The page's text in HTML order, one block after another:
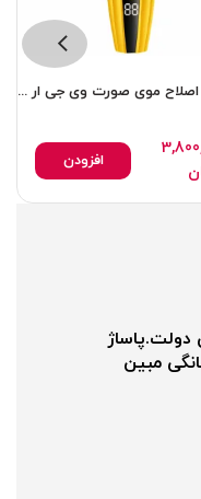
ماشین اصلاح موی صورت وی جی ار مدل 285T
افزودن